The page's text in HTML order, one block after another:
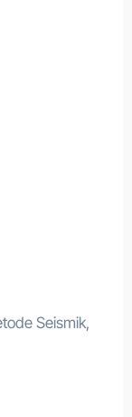
Seismik,